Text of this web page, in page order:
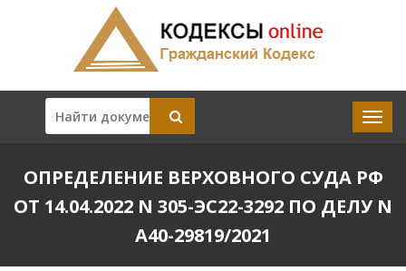
ОПРЕДЕЛЕНИЕ ВЕРХОВНОГО СУДА РФ
ОТ 14.04.2022 N 305-ЭС22-3292 ПО ДЕЛУ N
А40-29819/2021